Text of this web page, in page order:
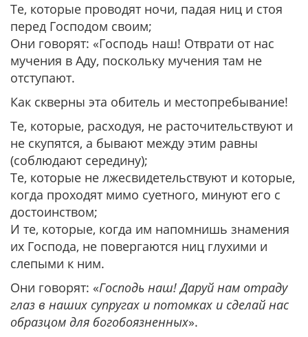
Те, которые проводят ночи, падая ниц и стоя
перед Господом своим;
Они говорят: «Господь наш! Отврати от нас
мучения в Аду, поскольку мучения там не
отступают.
Как скверны эта обитель и местопребывание!
Те, которые, расходуя, не расточительствуют и
не скупятся, а бывают между этим равны
(соблюдают середину);
Те, которые не лжесвидетельствуют и которые,
когда проходят мимо суетного, минуют его с
достоинством;
И те, которые, когда им напомнишь знамения
их Господа, не повергаются ниц глухими и
слепыми к ним.
Они говорят: «Господь наш! Даруй нам отраду
глаз в наших супругах и потомках и сделай нас
образцом для богобоязненных».